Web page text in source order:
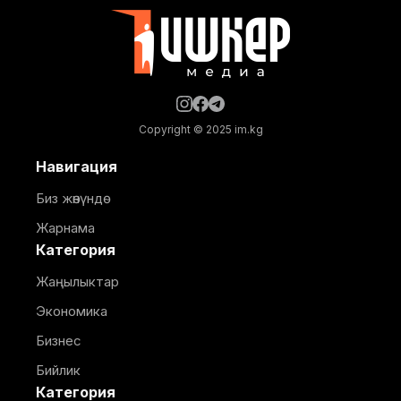
кичи ГЭСтин курулушунда мыйзам бузуу
Copyright © 2025 im.kg
Навигация
Биз жөнүндө
Жарнама
Категория
Жаңылыктар
Экономика
Бизнес
Бийлик
Категория